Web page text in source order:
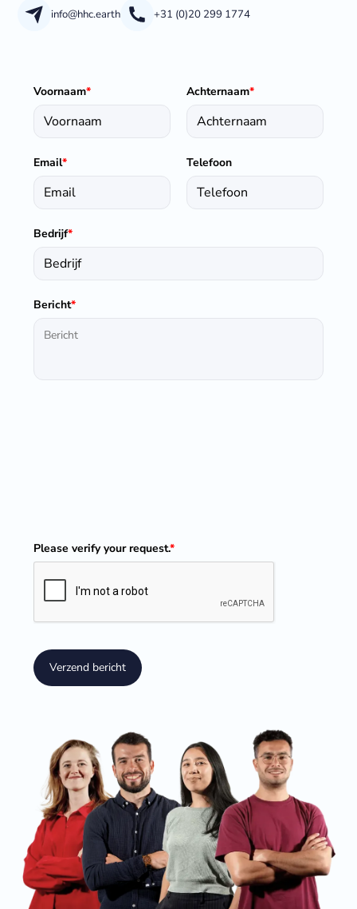
info@hhc.earth +31 (0)20 299 1774
Voornaam* Achternaam*
Email* Telefoon
Bedrijf*
Bericht*
Please verify your request.*
Verzend bericht